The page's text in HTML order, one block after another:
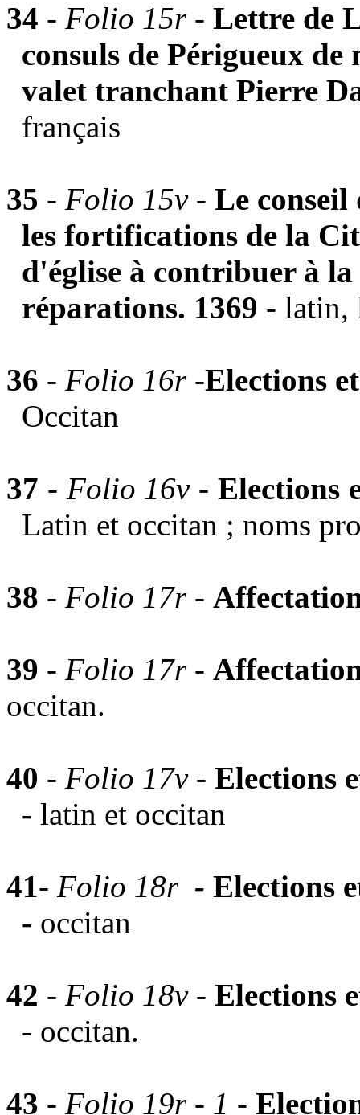
34 - Folio 15r - Lettre de
consuls de Périgueux
valet tranchant Pierre
français
35 - Folio 15v - Le conseil
les fortifications de la
d'église à contribuer à
réparations. 1369 - latin,
36 - Folio 16r -Elections
Occitan
37 - Folio 16v -Elections
Latin et occitan ; noms
38 - Folio 17r -
39 - Folio 17r -
occitan.
40 - Folio 17v - Elections
- latin et occitan
41- Folio 18r - Elections
- occitan
42 - Folio 18v - Elections
- occitan.
43 - Folio 19r - 1 -